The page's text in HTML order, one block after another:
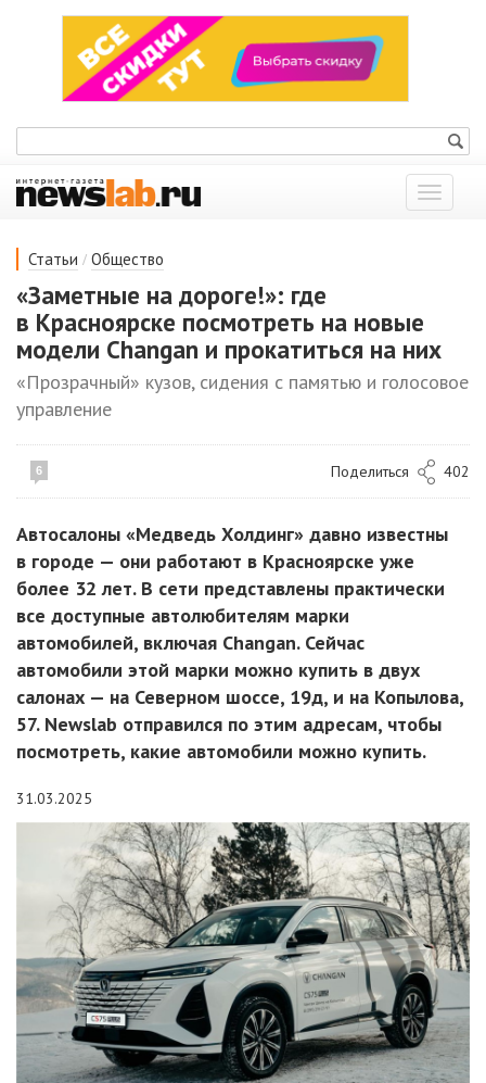
Показать
меню
Статьи / Общество
«Заметные на дороге!»: где
в Красноярске посмотреть на новые
модели Changan и прокатиться на них
«Прозрачный» кузов, сидения с памятью и голосовое
управление
6 Поделиться 402
Автосалоны «Медведь Холдинг» давно известны
в городе — они работают в Красноярске уже
более 32 лет. В сети представлены практически
все доступные автолюбителям марки
автомобилей, включая Changan. Сейчас
автомобили этой марки можно купить в двух
салонах — на Северном шоссе, 19д, и на Копылова,
57. Newslab отправился по этим адресам, чтобы
посмотреть, какие автомобили можно купить.
31.03.2025